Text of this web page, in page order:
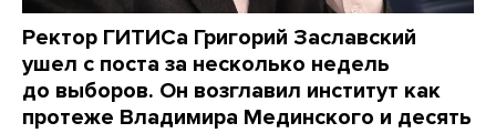
Ректор ГИТИСа Григорий Заславский
ушел с поста за несколько недель
до выборов. Он возглавил институт как
протеже Владимира Мединского и десять